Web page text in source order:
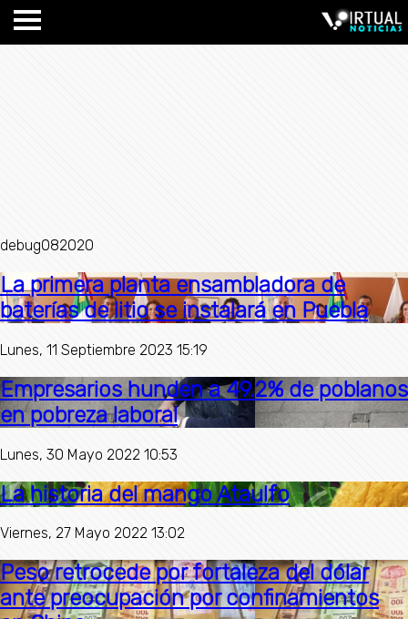
debug082020
La primera planta ensambladora de
baterías de litio se instalará en Puebla
Lunes, 11 Septiembre 2023 15:19
Empresarios hunden a 49.2% de poblanos
en pobreza laboral
Lunes, 30 Mayo 2022 10:53
La historia del mango Ataulfo
Viernes, 27 Mayo 2022 13:02
Peso retrocede por fortaleza del dólar
ante preocupación por confinamientos